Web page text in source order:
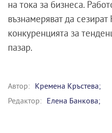
на тока за бизнеса.
възнамеряват да
конкуренцията за
пазар.
Автор: Кремена Кръстева;
Редактор: Елена Банкова;